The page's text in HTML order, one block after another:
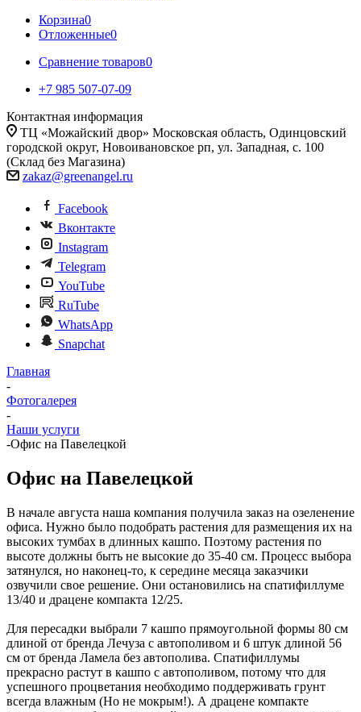
Корзина0
Отложенные0
Сравнение товаров0
+7 985 507-07-09
Контактная информация
ТЦ «Можайский двор» Московская область, Одинцовский
городской округ, Новоивановское рп, ул. Западная, с. 100
(Склад без Магазина)
zakaz@greenangel.ru
Facebook
Вконтакте
Instagram
Telegram
YouTube
RuTube
WhatsApp
Snapchat
Главная
-
Фотогалерея
-
Наши услуги
-Офис на Павелецкой
Офис на Павелецкой
В начале августа наша компания получила заказ на озеленение
офиса. Нужно было подобрать растения для размещения их на
высоких тумбах в длинных кашпо. Поэтому растения по
высоте должны быть не высокие до 35-40 см. Процесс выбора
затянулся, но наконец-то, к середине месяца заказчики
озвучили свое решение. Они остановились на спатифиллуме
13/40 и драцене компакта 12/25.
Для пересадки выбрали 7 кашпо прямоугольной формы 80 см
длиной от бренда Лечуза с автополивом и 6 штук длиной 56
см от бренда Ламела без автополива. Спатифиллумы
прекрасно растут в кашпо с автополивом, потому что для
успешного процветания необходимо поддерживать грунт
всегда влажным (Но не мокрым!). А драцене компакте